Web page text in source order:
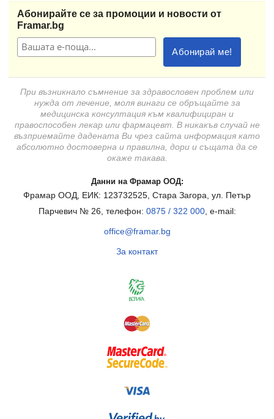
Абонирайте се за промоции и новости от
Framar.bg
При възникнало съмнение за здравословен проблем или
нужда от лечение, моля винаги се обръщайте за
медицинска консултация към квалифициран и
правоспособен лекар или фармацевт. В никакъв случай не
възприемайте дадената Ви чрез сайта информация като
абсолютно достоверна и правилна, дори и същата да се
окаже такава.
Данни на Фрамар ООД:
Фрамар ООД, ЕИК: 123732525, Стара Загора, ул. Петър
Парчевич № 26, телефон: 0875 / 322 000, e-mail:
office@framar.bg
За контакт